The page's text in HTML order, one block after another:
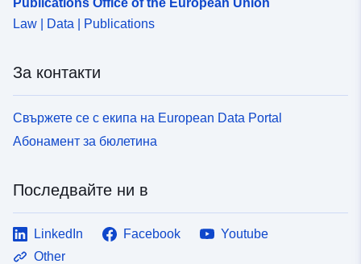
Publications Office of the European Union
Law | Data | Publications
За контакти
Свържете се с екипа на European Data Portal
Абонамент за бюлетина
Последвайте ни в
LinkedIn Facebook
Youtube
Other